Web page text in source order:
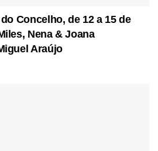
Concelho, de 12 a 15 de
Nena & Joana
Araújo